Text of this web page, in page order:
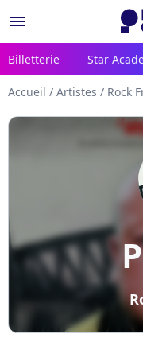
menu
Billetterie Star
Accueil / Artistes / Rock